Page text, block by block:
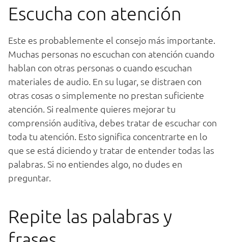
Escucha con atención
Este es probablemente el consejo más importante.
Muchas personas no escuchan con atención cuando
hablan con otras personas o cuando escuchan
materiales de audio. En su lugar, se distraen con
otras cosas o simplemente no prestan suficiente
atención. Si realmente quieres mejorar tu
comprensión auditiva, debes tratar de escuchar con
toda tu atención. Esto significa concentrarte en lo
que se está diciendoy tratar de entender todas las
palabras. Si no entiendes algo, no dudes en
preguntar.
Repite las palabras y